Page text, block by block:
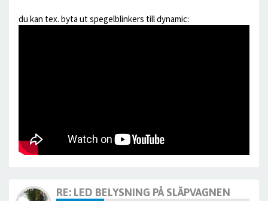
du kan tex. byta ut spegelblinkers till dynamic:
RE: LED BELYSNING PÅ SLÄPVAGNEN